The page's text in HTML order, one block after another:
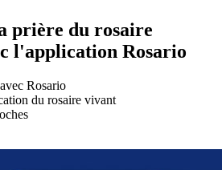
prière du rosaire
l'application Rosario
Rosario
du rosaire vivant